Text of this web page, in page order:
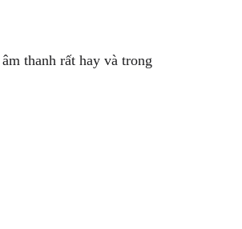
thanh rất hay và trong